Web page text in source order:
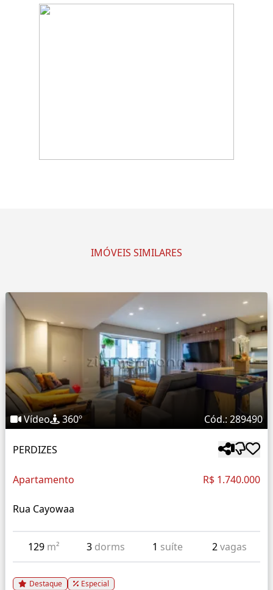
IMÓVEIS SIMILARES
Vídeo 360º Cód.: 289490
PERDIZES
Apartamento R$ 1.740.000
Rua Cayowaa
129 m² 3 dorms 1 suíte 2vagas
Destaque Especial